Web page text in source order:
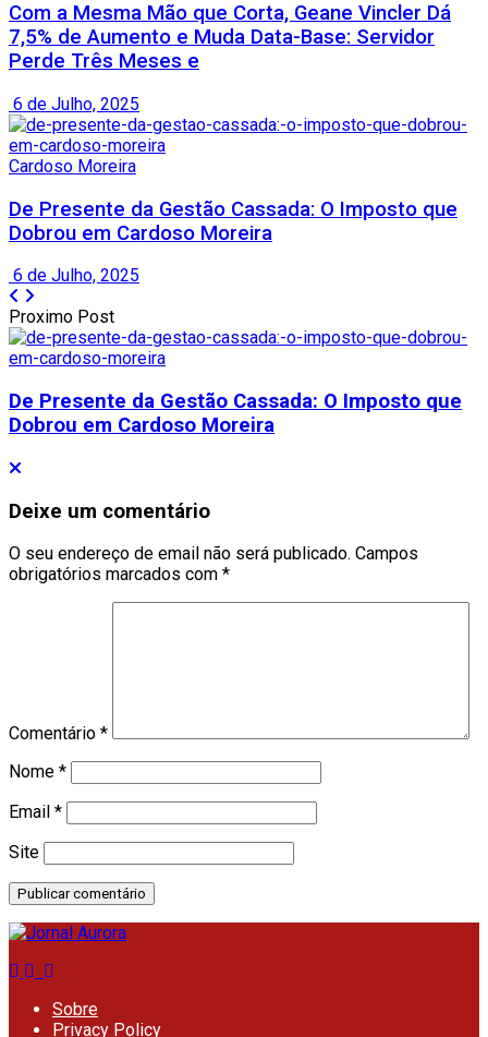
Com a Mesma Mão que Corta, Geane Vincler Dá
7,5% de Aumento e Muda Data-Base: Servidor
Perde Três Meses e
6 de Julho, 2025
Cardoso Moreira
De Presente da Gestão Cassada: O Imposto que
Dobrou em Cardoso Moreira
6 de Julho, 2025
Proximo Post
De Presente da Gestão Cassada: O Imposto que
Dobrou em Cardoso Moreira
Deixe um comentário
O seu endereço de email não será publicado. Campos
obrigatórios marcados com *
Comentário *
Nome *
Email *
Site
Sobre
Privacy Policy